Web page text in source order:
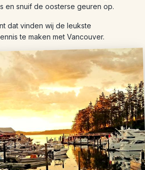
en snuif de oosterse geuren op.
dat vinden wij de leukste
te maken met Vancouver.